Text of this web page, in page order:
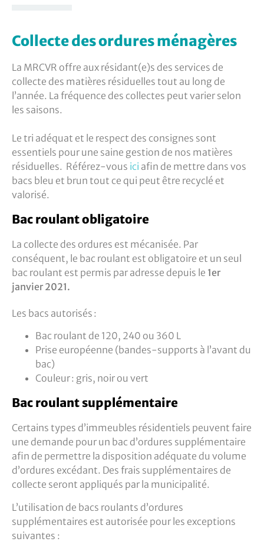
Collecte des ordures ménagères
La MRCVR offre aux résidant(e)s des services de
collecte des matières résiduelles tout au long de
l’année. La fréquence des collectes peut varier selon
les saisons.
Le tri adéquat et le respect des consignes sont
essentiels pour une saine gestion de nos matières
résiduelles. Référez-vous ici afin de mettre dans vos
bacs bleu et brun tout ce qui peut être recyclé et
valorisé.
Bac roulant obligatoire
La collecte des ordures est mécanisée. Par
conséquent, le bac roulant est obligatoire et un seul
bac roulant est permis par adresse depuis le 1er
janvier 2021.
Les bacs autorisés :
Bac roulant de 120, 240 ou 360 L
Prise européenne (bandes-supports à l’avant du
bac)
Couleur : gris, noir ou vert
Bac roulant supplémentaire
Certains types d’immeubles résidentiels peuvent faire
une demande pour un bac d’ordures supplémentaire
afin de permettre la disposition adéquate du volume
d’ordures excédant. Des frais supplémentaires de
collecte seront appliqués par la municipalité.
L’utilisation de bacs roulants d’ordures
supplémentaires est autorisée pour les exceptions
suivantes :